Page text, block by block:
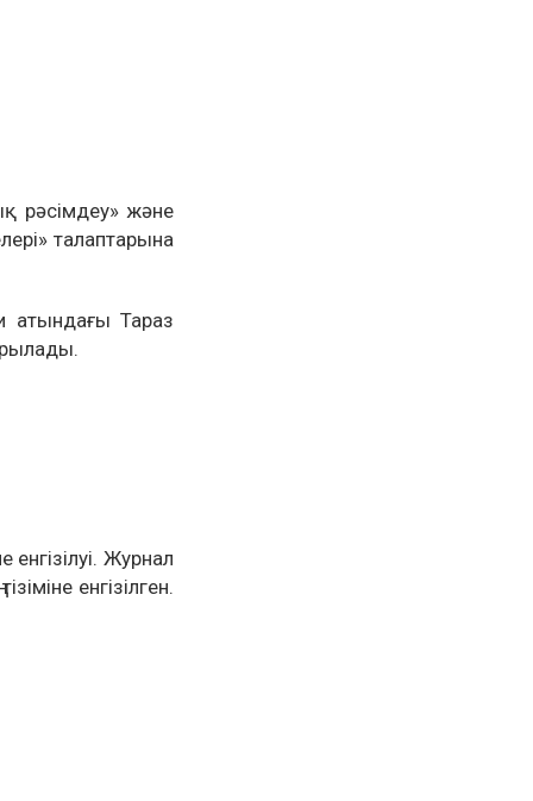
рәсімдеу» және
талаптарына
Тараз
Журнал
енгізілген.